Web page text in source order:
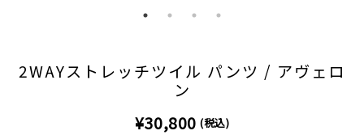
2WAYストレッチツイル パンツ / アヴェロ
ン
¥30,800 (税込)